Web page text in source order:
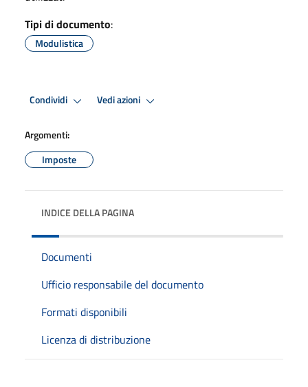
Tipi di documento:
Modulistica
Condividi Vedi azioni
Argomenti:
Imposte
INDICE DELLA PAGINA
Documenti
Ufficio responsabile del documento
Formati disponibili
Licenza di distribuzione